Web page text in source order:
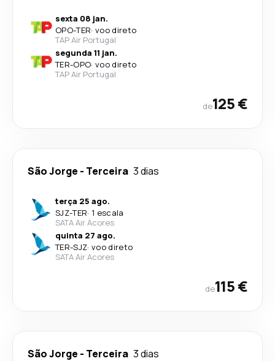
sexta 08 jan.
OPO-TER· voo direto
TAP Air Portugal
segunda 11 jan.
TER-OPO· voo direto
TAP Air Portugal
de125 €
São Jorge - Terceira 3 dias
terça 25 ago.
SJZ-TER· 1 escala
SATA Air Acores
quinta 27 ago.
TER-SJZ· voo direto
SATA Air Acores
de115 €
São Jorge - Terceira 3 dias